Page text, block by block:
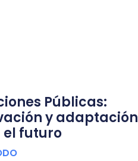
Públicas:
y adaptación
futuro